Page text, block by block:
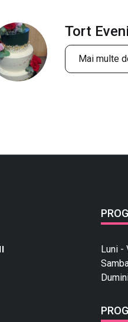
Tort
Mai multe
Luni -